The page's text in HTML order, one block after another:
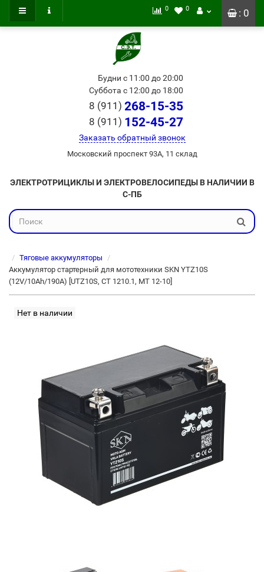
: 0
0 0
Будни с 11:00 до 20:00
Суббота с 12:00 до 18:00
8 (911) 268-15-35
8 (911) 152-45-27
Заказать обратный звонок
Московский проспект 93А, 11 склад
ЭЛЕКТРОТРИЦИКЛЫ И ЭЛЕКТРОВЕЛОСИПЕДЫ В НАЛИЧИИ В
С-ПБ
Тяговые аккумуляторы
Аккумулятор стартерный для мототехники SKN YTZ10S
(12V/10Ah/190A) [UTZ10S, CT 1210.1, MT 12-10]
Нет в наличии